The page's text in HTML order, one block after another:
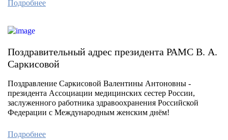
Подробнее
Поздравительный адрес президента РАМС В. А.
Саркисовой
Поздравление Саркисовой Валентины Антоновны -
президента Ассоциации медицинских сестер России,
заслуженного работника здравоохранения Российской
Федерации с Международным женским днём!
Подробнее